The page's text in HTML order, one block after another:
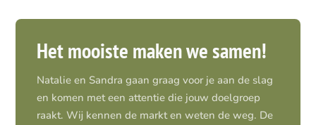
Het mooiste maken we samen!
Natalie en Sandra gaan graag voor je aan de slag
en komen met een attentie die jouw doelgroep
raakt. Wij kennen de markt en weten de weg. De